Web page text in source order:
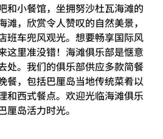
和小餐馆，坐拥努沙杜瓦海滩的
滩，欣赏令人赞叹的自然美景，
班车兜风观光。想要畅享国际风
这里准没错！海滩俱乐部是惬意
处。我们的俱乐部供应多款简餐
餐，包括巴厘岛当地传统菜肴以
和西式餐点。欢迎光临海滩俱乐
岛活力时光。